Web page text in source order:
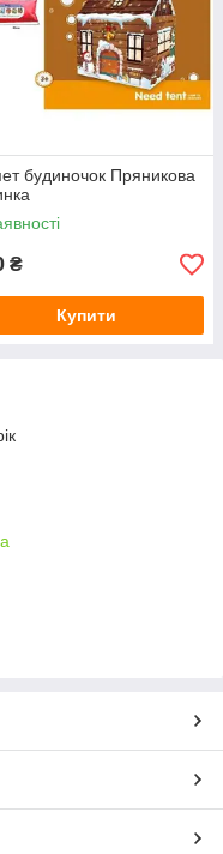
будиночок Пряникова
₴
Купити